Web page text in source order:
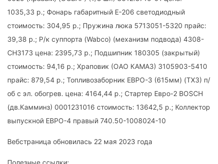
1035,33 р.; Фонарь габаритный Е-206 светодиодный
стоимость: 304,95 р.; Пружина люка 5713051-5320 прайс:
39,38 р.; Р/к суппорта (Wabco) (механизм подвода) 4308-
СН3173 цена: 2395,73 р.; Подшипник 180305 (закрытый)
стоимость: 94,16 р.; Храповик (ОАО КАМАЗ) 3105903-5410
прайс: 879,54 р.; Топливозаборник ЕВРО-3 (615мм) (ТХЗ) п/
об с эл. обогрев. цена: 4164,44 р.; Стартер Евро-2 ВОSCH
(дв.Камминз) 0001231016 стоимость: 13642,5 р.; Коллектор
выпускной ЕВРО-4 правый 740.50-1008024-10
Вебстраница обновилась 22 мая 2023 года